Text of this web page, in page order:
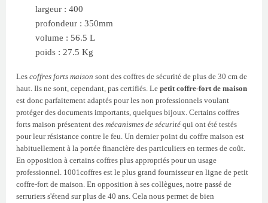
largeur : 400
profondeur : 350mm
volume : 56.5 L
poids : 27.5 Kg
Les coffres forts maison sont des coffres de sécurité de plus de 30 cm de
haut. Ils ne sont, cependant, pas certifiés. Le petit coffre-fort de maison
est donc parfaitement adaptés pour les non professionnels voulant
protéger des documents importants, quelques bijoux. Certains coffres
forts maison présentent des mécanismes de sécurité qui ont été testés
pour leur résistance contre le feu. Un dernier point du coffre maison est
habituellement à la portée financière des particuliers en termes de coût.
En opposition à certains coffres plus appropriés pour un usage
professionnel. 1001coffres est le plus grand fournisseur en ligne de petit
coffre-fort de maison. En opposition à ses collègues, notre passé de
serruriers s'étend sur plus de 40 ans. Cela nous permet de bien